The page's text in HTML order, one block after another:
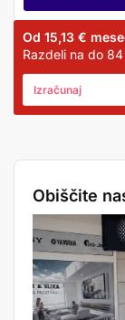
Od 15,13 €
Razdeli na do
Izračunaj
Obiščite